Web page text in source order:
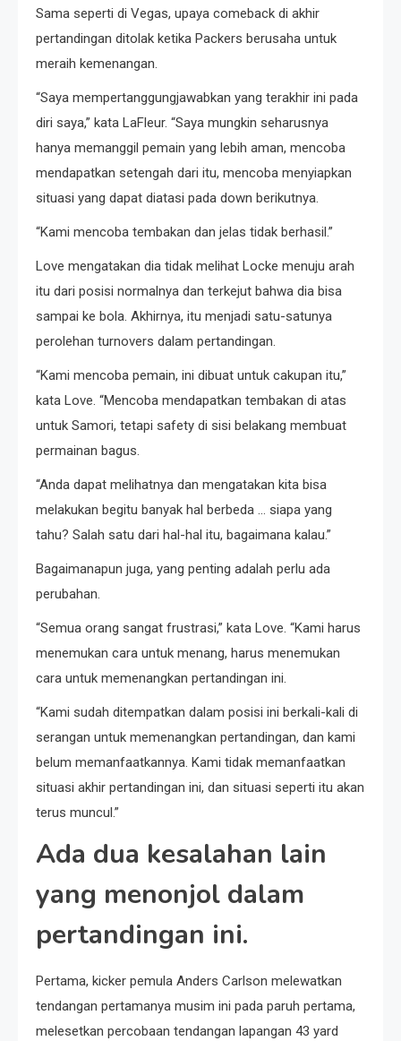
Sama seperti di Vegas, upaya comeback di akhir
pertandingan ditolak ketika Packers berusaha untuk
meraih kemenangan.
“Saya mempertanggungjawabkan yang terakhir ini pada
diri saya,” kata LaFleur. “Saya mungkin seharusnya
hanya memanggil pemain yang lebih aman, mencoba
mendapatkan setengah dari itu, mencoba menyiapkan
situasi yang dapat diatasi pada down berikutnya.
“Kami mencoba tembakan dan jelas tidak berhasil.”
Love mengatakan dia tidak melihat Locke menuju arah
itu dari posisi normalnya dan terkejut bahwa dia bisa
sampai ke bola. Akhirnya, itu menjadi satu-satunya
perolehan turnovers dalam pertandingan.
“Kami mencoba pemain, ini dibuat untuk cakupan itu,”
kata Love. “Mencoba mendapatkan tembakan di atas
untuk Samori, tetapi safety di sisi belakang membuat
permainan bagus.
“Anda dapat melihatnya dan mengatakan kita bisa
melakukan begitu banyak hal berbeda … siapa yang
tahu? Salah satu dari hal-hal itu, bagaimana kalau.”
Bagaimanapun juga, yang penting adalah perlu ada
perubahan.
“Semua orang sangat frustrasi,” kata Love. “Kami harus
menemukan cara untuk menang, harus menemukan
cara untuk memenangkan pertandingan ini.
“Kami sudah ditempatkan dalam posisi ini berkali-kali di
serangan untuk memenangkan pertandingan, dan kami
belum memanfaatkannya. Kami tidak memanfaatkan
situasi akhir pertandingan ini, dan situasi seperti itu akan
terus muncul.”
Ada dua kesalahan lain
yang menonjol dalam
pertandingan ini.
Pertama, kicker pemula Anders Carlson melewatkan
tendangan pertamanya musim ini pada paruh pertama,
melesetkan percobaan tendangan lapangan 43 yard